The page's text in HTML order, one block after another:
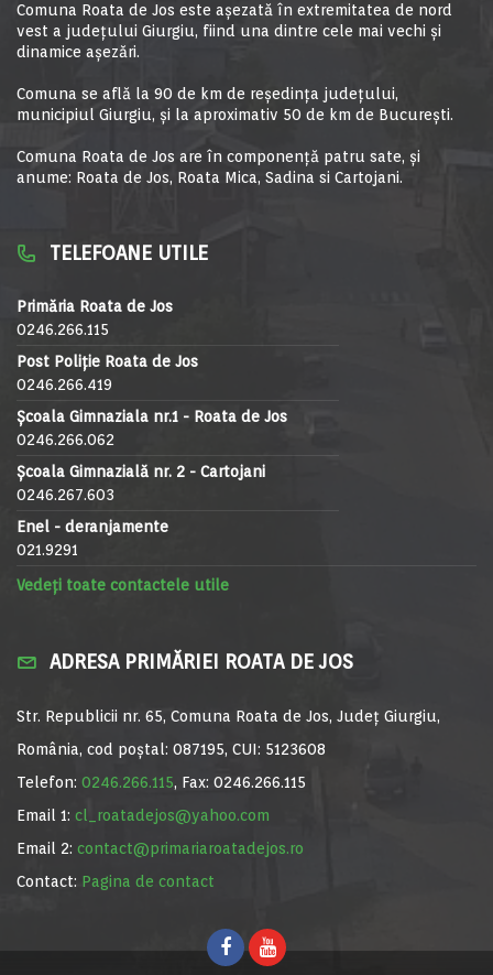
Comuna Roata de Jos este aşezată în extremitatea de nord
vest a judeţului Giurgiu, fiind una dintre cele mai vechi şi
dinamice aşezări.
Comuna se află la 90 de km de reşedinţa judeţului,
municipiul Giurgiu, şi la aproximativ 50 de km de Bucureşti.
Comuna Roata de Jos are în componență patru sate, și
anume: Roata de Jos, Roata Mica, Sadina si Cartojani.
TELEFOANE UTILE
Primăria Roata de Jos
0246.266.115
Post Poliție Roata de Jos
0246.266.419
Școala Gimnaziala nr.1 - Roata de Jos
0246.266.062
Școala Gimnazială nr. 2 - Cartojani
0246.267.603
Enel - deranjamente
021.9291
Vedeți toate contactele utile
ADRESA PRIMĂRIEI ROATA DE JOS
Str. Republicii nr. 65, Comuna Roata de Jos, Județ Giurgiu,
România, cod poștal: 087195, CUI: 5123608
Telefon: 0246.266.115, Fax: 0246.266.115
Email 1: cl_roatadejos@yahoo.com
Email 2: contact@primariaroatadejos.ro
Contact: Pagina de contact